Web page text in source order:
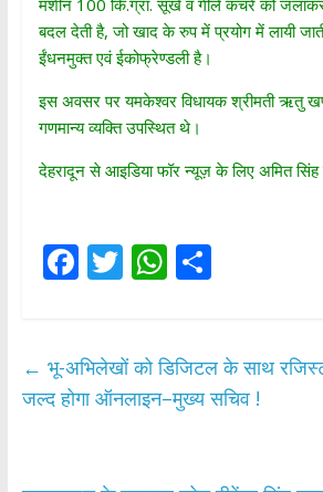
मशीन 100 कि.ग्रा. सूखे व गीले कचरे को
बदल देती है, जो खाद के रुप में प्रयोग में लायी
ईंधनमुक्त एवं ईकोफ्रेण्डली है।
इस अवसर पर यमकेश्वर विधायक श्रीमती ऋतु
गणमान्य व्यक्ति उपस्थित थे।
देहरादून से आइडिया फॉर न्यूज़ के लिए अमित सिंह
F
b
o
T
er
W
s
A
S
e
← भू-अभिलेखों को डिजिटल के साथ
जल्द होगा ऑनलाइन–मुख्य सचिव !